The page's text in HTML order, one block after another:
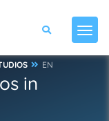
EN
in